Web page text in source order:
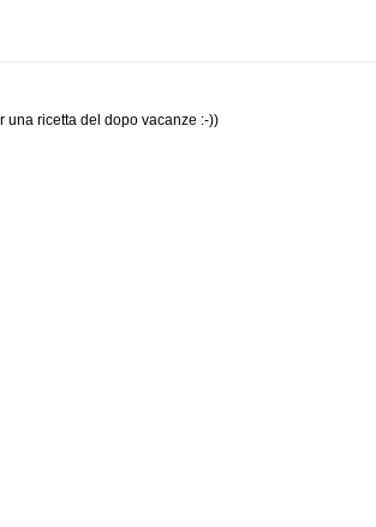
una ricetta del dopo vacanze :-))